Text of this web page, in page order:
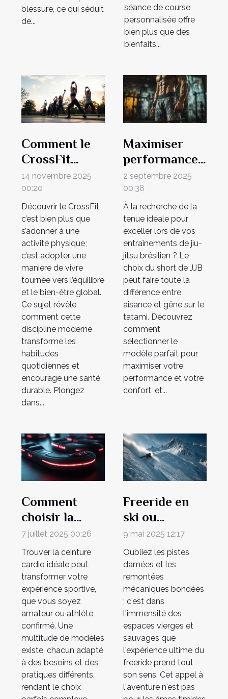
blessure, ce qui séduit
de...
séance de course
personnalisée offre
bien plus que des
bienfaits...
Comment le
CrossFit
favorise un
mode de vie
équilibré ?
14 novembre 2025
00:20
Découvrir le CrossFit,
c’est bien plus que
s’adonner à une
activité physique ;
c’est adopter une
manière de vivre
tournée vers l’équilibre
et le bien-être global.
Ce sujet révèle
comment cette
discipline moderne
transforme les
habitudes
quotidiennes et
encourage une santé
durable. Plongez
dans...
Maximiser
performance
et confort :
choisir le bon
short de JJB
2 septembre 2025
00:38
À la recherche de la
tenue idéale pour
exceller lors de vos
entraînements de jiu-
jitsu brésilien ? Le
choix du short de JJB
peut faire toute la
différence entre
aisance et gêne sur le
tatami. Découvrez
comment
sélectionner le
modèle parfait pour
maximiser votre
performance et votre
confort, et...
Comment
choisir la
meilleure
ceinture
cardio pour
votre sport ?
7 juillet 2025 00:26
Trouver la ceinture
cardio idéale peut
transformer votre
expérience sportive,
que vous soyez
amateur ou athlète
confirmé. Une
multitude de modèles
existe, chacun adapté
à des besoins et des
pratiques différents,
rendant le choix
Freeride en
ski ou
snowboard les
zones
inexplorées
pour riders
avertis
9 mai 2025 12:17
Oubliez les pistes
damées et les
remontées
mécaniques bondées
; c'est dans
l'immensité des
espaces vierges et
sauvages que
l'expérience ultime du
freeride prend tout
son sens. Cet appel à
l'aventure n'est pas